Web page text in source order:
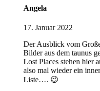
Angela
17. Januar 2022
Der Ausblick vom
Bilder aus dem taunus
Lost Places stehen hier
also mal wieder ein
Liste…. 😉